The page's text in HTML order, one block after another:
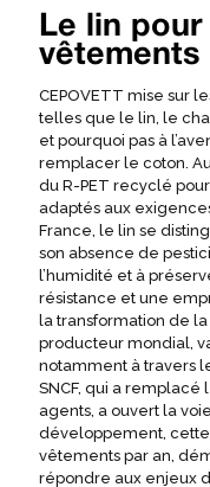
Le lin
CEPOVETT mise sur
telles que le lin, le
et pourquoi pas à
remplacer le coton.
du R-PET recyclé
adaptés aux
France, le lin se
son absence de
l’humidité et à
résistance et une
la transformation de
producteur mondial,
notamment à travers
SNCF, qui a remplacé
agents, a ouvert la
développement,
vêtements par an,
répondre aux enjeux